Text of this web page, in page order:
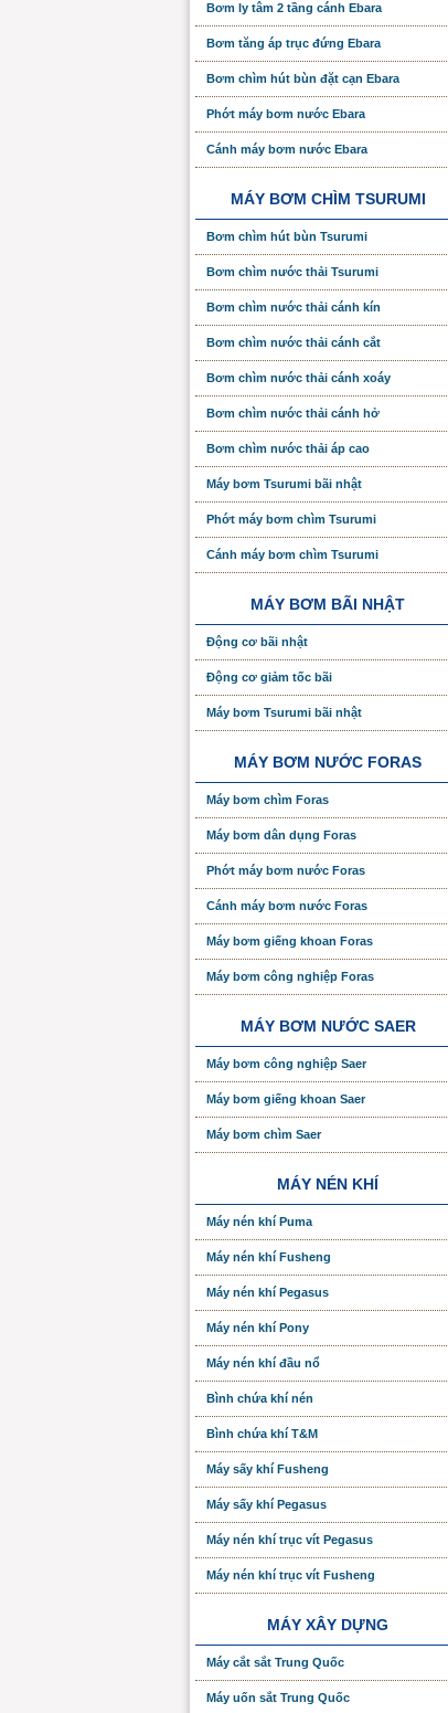
Bơm ly tâm 2 tầng cánh Ebara
Bơm tăng áp trục đứng Ebara
Bơm chìm hút bùn đặt cạn Ebara
Phớt máy bơm nước Ebara
Cánh máy bơm nước Ebara
MÁY BƠM CHÌM TSURUMI
Bơm chìm hút bùn Tsurumi
Bơm chìm nước thải Tsurumi
Bơm chìm nước thải cánh kín
Bơm chìm nước thải cánh cắt
Bơm chìm nước thải cánh xoáy
Bơm chìm nước thải cánh hở
Bơm chìm nước thải áp cao
Máy bơm Tsurumi bãi nhật
Phớt máy bơm chìm Tsurumi
Cánh máy bơm chìm Tsurumi
MÁY BƠM BÃI NHẬT
Động cơ bãi nhật
Động cơ giảm tốc bãi
Máy bơm Tsurumi bãi nhật
MÁY BƠM NƯỚC FORAS
Máy bơm chìm Foras
Máy bơm dân dụng Foras
Phớt máy bơm nước Foras
Cánh máy bơm nước Foras
Máy bơm giếng khoan Foras
Máy bơm công nghiệp Foras
MÁY BƠM NƯỚC SAER
Máy bơm công nghiệp Saer
Máy bơm giếng khoan Saer
Máy bơm chìm Saer
MÁY NÉN KHÍ
Máy nén khí Puma
Máy nén khí Fusheng
Máy nén khí Pegasus
Máy nén khí Pony
Máy nén khí đầu nổ
Bình chứa khí nén
Bình chứa khí T&M
Máy sấy khí Fusheng
Máy sấy khí Pegasus
Máy nén khí trục vít Pegasus
Máy nén khí trục vít Fusheng
MÁY XÂY DỰNG
Máy cắt sắt Trung Quốc
Máy uốn sắt Trung Quốc